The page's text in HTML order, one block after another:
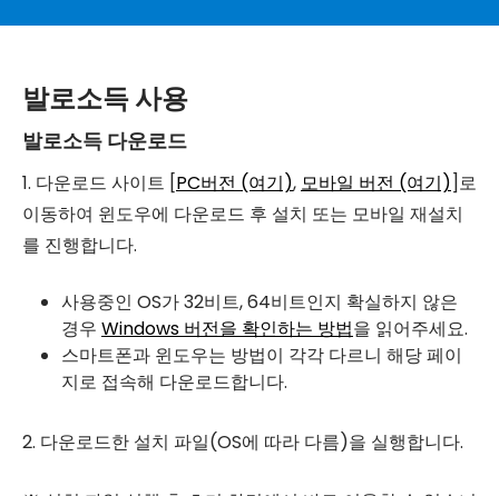
발로소득 사용
발로소득 다운로드
1. 다운로드 사이트 [PC버전 (여기), 모바일 버전 (여기)]로
이동하여 윈도우에 다운로드 후 설치 또는 모바일 재설치
를 진행합니다.
사용중인 OS가 32비트, 64비트인지 확실하지 않은
경우 Windows 버전을 확인하는 방법을 읽어주세요.
스마트폰과 윈도우는 방법이 각각 다르니 해당 페이
지로 접속해 다운로드합니다.
2. 다운로드한 설치 파일(OS에 따라 다름)을 실행합니다.